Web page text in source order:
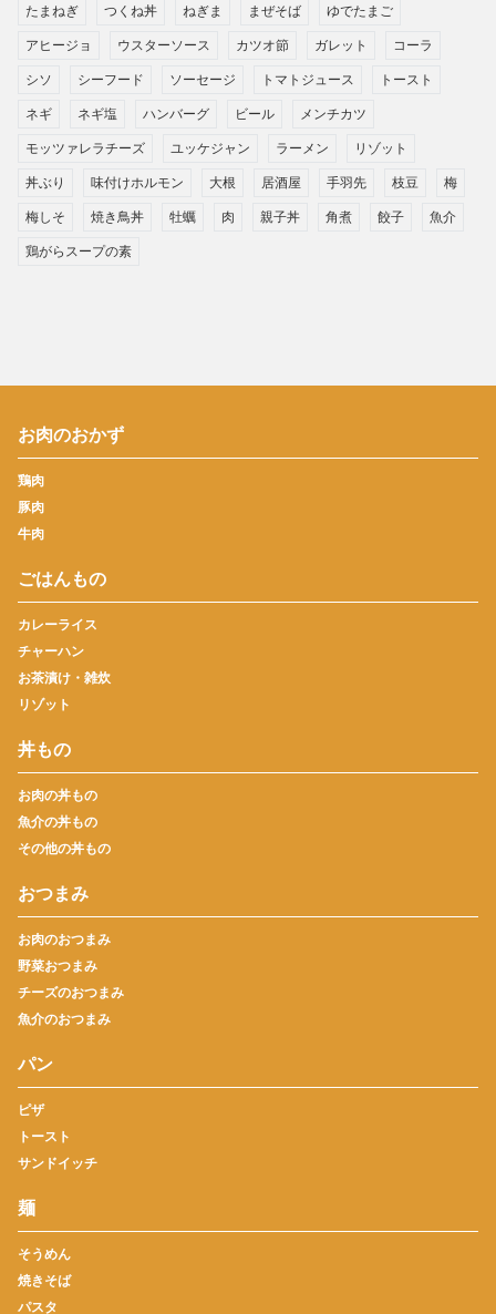
たまねぎ つくね丼 ねぎま まぜそば ゆでたまご
アヒージョ ウスターソース カツオ節 ガレット コーラ
シソ シーフード ソーセージ トマトジュース トースト
ネギ ネギ塩 ハンバーグ ビール メンチカツ
モッツァレラチーズ ユッケジャン ラーメン リゾット
丼ぶり 味付けホルモン 大根 居酒屋 手羽先 枝豆 梅
梅しそ 焼き鳥丼 牡蠣 肉 親子丼 角煮 餃子 魚介
鶏がらスープの素
お肉のおかず
鶏肉
豚肉
牛肉
ごはんもの
カレーライス
チャーハン
お茶漬け・雑炊
リゾット
丼もの
お肉の丼もの
魚介の丼もの
その他の丼もの
おつまみ
お肉のおつまみ
野菜おつまみ
チーズのおつまみ
魚介のおつまみ
パン
ピザ
トースト
サンドイッチ
麺
そうめん
焼きそば
パスタ